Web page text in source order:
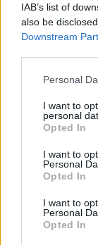
IAB’s list of
also be
Downstream
Personal
I want to
personal
Opted In
I want to
Personal
Opted In
I want to
Personal
Opted In
του
Βιβλιοθήκη
Από 29
Μαρτίου έως
ώρες στο
για παιδιά
τάξεων